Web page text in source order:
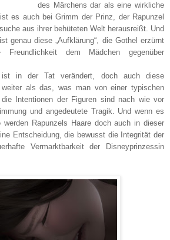
des Märchens dar als eine wirkliche
es auch bei Grimm der Prinz, der Rapunzel
aus ihrer behüteten Welt herausreißt. Und
genau diese „Aufklärung“, die Gothel erzürnt
dem Mädchen gegenüber
in der Tat verändert, doch auch diese
weiter als das, was man von einer typischen
Intentionen der Figuren sind nach wie vor
und angedeutete Tragik. Und wenn es
Rapunzels Haare doch auch in dieser
Entscheidung, die bewusst die Integrität der
Vermarktbarkeit der Disneyprinzessin